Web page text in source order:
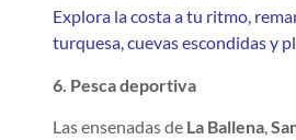
Explora la costa a tu ritmo,
turquesa, cuevas escondidas y
6. Pesca deportiva
Las ensenadas de La Ballena,